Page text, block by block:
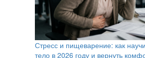
Стресс и пищеварение: как
тело в 2026 году и вернуть